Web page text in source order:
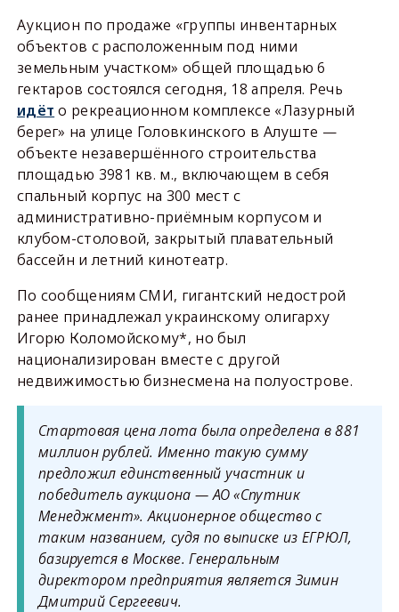
Аукцион по продаже «группы инвентарных
объектов с расположенным под ними
земельным участком» общей площадью 6
гектаров состоялся сегодня, 18 апреля. Речь
идёт о рекреационном комплексе «Лазурный
берег» на улице Головкинского в Алуште —
объекте незавершённого строительства
площадью 3981 кв. м., включающем в себя
спальный корпус на 300 мест с
административно-приёмным корпусом и
клубом-столовой, закрытый плавательный
бассейн и летний кинотеатр.
По сообщениям СМИ, гигантский недострой
ранее принадлежал украинскому олигарху
Игорю Коломойскому*, но был
национализирован вместе с другой
недвижимостью бизнесмена на полуострове.
Стартовая цена лота была определена в 881
миллион рублей. Именно такую сумму
предложил единственный участник и
победитель аукциона — АО «Спутник
Менеджмент». Акционерное общество с
таким названием, судя по выписке из ЕГРЮЛ,
базируется в Москве. Генеральным
директором предприятия является Зимин
Дмитрий Сергеевич.